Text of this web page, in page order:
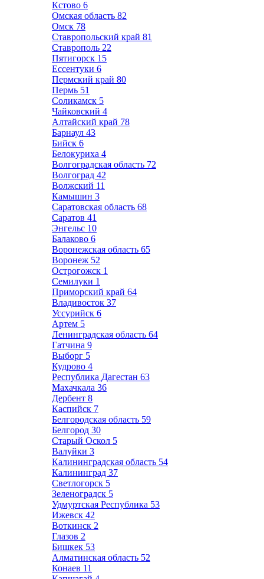
Кстово 6
Омская область 82
Омск 78
Ставропольский край 81
Ставрополь 22
Пятигорск 15
Ессентуки 6
Пермский край 80
Пермь 51
Соликамск 5
Чайковский 4
Алтайский край 78
Барнаул 43
Бийск 6
Белокуриха 4
Волгоградская область 72
Волгоград 42
Волжский 11
Камышин 3
Саратовская область 68
Саратов 41
Энгельс 10
Балаково 6
Воронежская область 65
Воронеж 52
Острогожск 1
Семилуки 1
Приморский край 64
Владивосток 37
Уссурийск 6
Артем 5
Ленинградская область 64
Гатчина 9
Выборг 5
Кудрово 4
Республика Дагестан 63
Махачкала 36
Дербент 8
Каспийск 7
Белгородская область 59
Белгород 30
Старый Оскол 5
Валуйки 3
Калининградская область 54
Калининград 37
Светлогорск 5
Зеленоградск 5
Удмуртская Республика 53
Ижевск 42
Воткинск 2
Глазов 2
Бишкек 53
Алматинская область 52
Конаев 11